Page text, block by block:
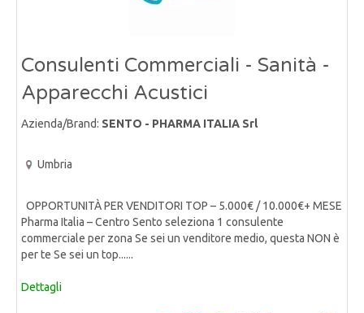
Consulenti Commerciali - Sanità -
Apparecchi Acustici
Azienda/Brand: SENTO - PHARMA ITALIA Srl
Umbria
OPPORTUNITÀ PER VENDITORI TOP – 5.000€ / 10.000€+ MESE
Pharma Italia – Centro Sento seleziona 1 consulente
commerciale per zona Se sei un venditore medio, questa NON è
per te Se sei un top......
Dettagli